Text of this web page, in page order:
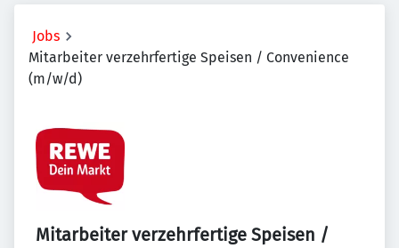
Jobs
Mitarbeiter verzehrfertige Speisen / Convenience
(m/w/d)
Mitarbeiter verzehrfertige Speisen /